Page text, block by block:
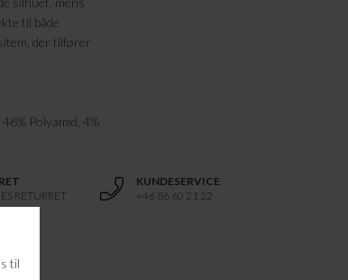
til både
der tilfører
Polyamid, 4%
RETURRET
KUNDESERVICE
+46 86 60 21 22